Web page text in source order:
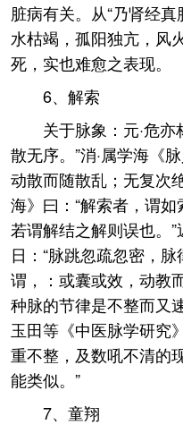
脏病有关。从“乃肾经
水枯竭，孤阳独亢，风
死，实也难愈之表现。
6、解索
关于脉象：元·危
散无序。”消·属学海《
动散而随散乱；无复次
海》曰：“解索者，谓如
若谓解结之解则误也。”
日：“脉跳忽疏忽密，
谓，：或囊或效，动教
种脉的节律是不整而又
玉田等《中医脉学研究
重不整，及数吼不清的
能类似。”
7、童翔